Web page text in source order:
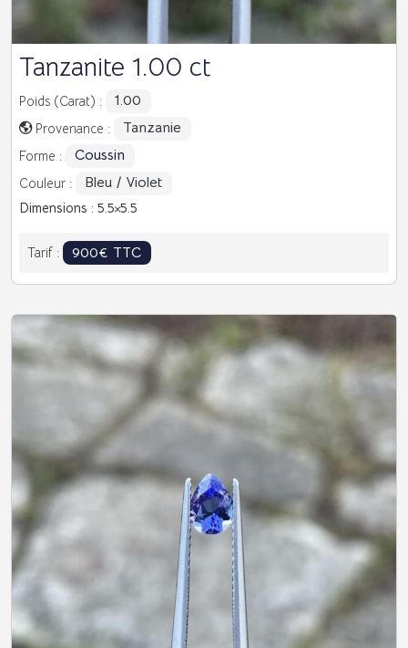
Tanzanite 1.00 ct
Poids (Carat) : 1.00
Provenance : Tanzanie
Forme : Coussin
Couleur : Bleu / Violet
Dimensions : 5.5 5.5
Tarif : 900€ TTC